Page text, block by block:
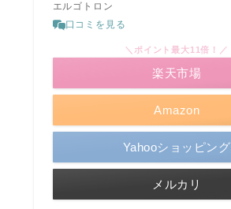
エルゴトロン
口コミを見る
Amazon
＼ポイント最大11倍！／
楽天市場
Yahooショッピング
メルカリ